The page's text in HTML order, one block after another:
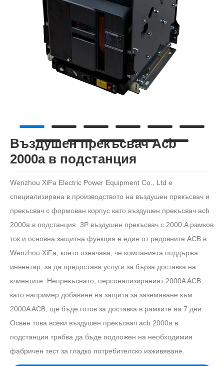
Въздушен прекъсвач Acb
2000a в подстанция
Wenzhou XiFa Electric Power Equipment Co., Ltd е
специализирана в производството на въздушен прекъсвач и
прекъсвач с формован корпус като въздушен прекъсвач acb
2000a в подстанция. 3P въздушен прекъсвач с 2000 A рамков
ток и основна защитна функция е един от редовните ACB в
Wenzhou XiFa, което означава, че компанията поддържа
инвентар, за да предоставя услуги за бърза доставка на
клиентите. Непрекъснато, персонализираният 2000A ACB,
като например добавяне на защита за заземяване към
2000A ACB, ще бъде готов за доставка в рамките на 7 дни.
Освен това всеки въздушен прекъсвач acb 2000a в
подстанция трябва да бъде подложен на необходимия
фабричен тест за гладко потребителско изживяване.